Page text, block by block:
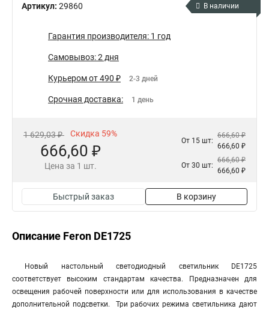
Артикул: 29860 В наличии
Гарантия производителя: 1 год
Самовывоз: 2 дня
Курьером от 490 ₽ 2-3 дней
Срочная доставка: 1 день
1 629,03 ₽ Скидка 59%
666,60 ₽
Цена за 1 шт.
От 15 шт:
666,60 ₽
666,60 ₽
От 30 шт:
666,60 ₽
666,60 ₽
Быстрый заказ В корзину
Описание Feron DE1725
Новый настольный светодиодный светильник DE1725
соответствует высоким стандартам качества. Предназначен для
освещения рабочей поверхности или для использования в качестве
дополнительной подсветки. Три рабочих режима светильника дают